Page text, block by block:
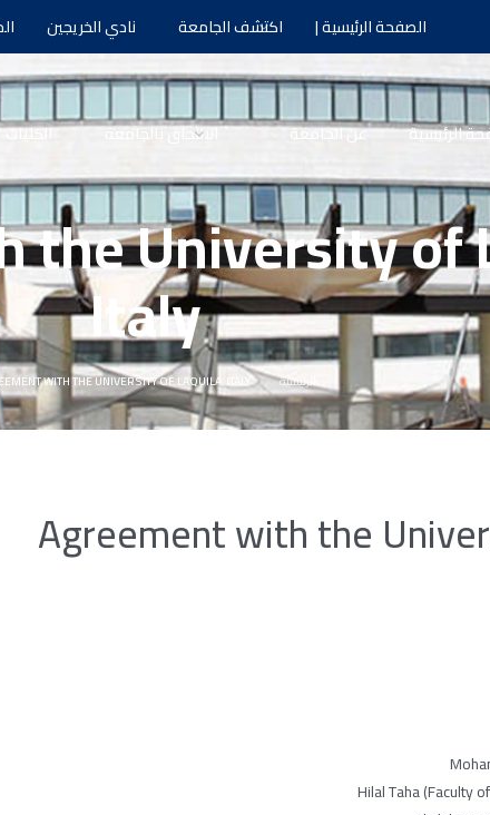
الصفحة الرئيسية | اكتشف الجامعة نادي الخريجين
الرئيسية عن الجامعة الالتحاق بالجامعة الكليات
the University of
Italy
الرئيسية WITH THE UNIVERSITY OF LAQUILA, ITALY
Agreement with the
Hilal Taha (Faculty